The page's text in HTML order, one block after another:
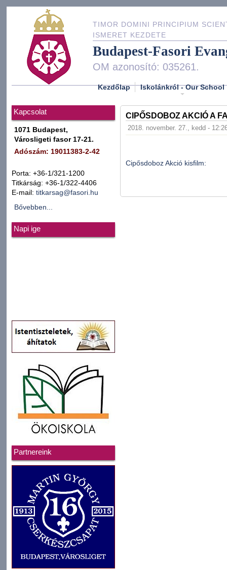
TIMOR DOMINI PRINCIPIUM
ISMERET KEZDETE
Budapest-Fasori
OM azonosító: 035261.
Kezdőlap Iskolánkról - Our School
Kapcsolat
1071 Budapest,
Városligeti fasor 17-21.
Adószám: 19011383-2-42
Porta: +36-1/321-1200
Titkárság: +36-1/322-4406
E-mail: titkarsag@fasori.hu
Bővebben...
Napi ige
Partnereink
CIPŐSDOBOZ AKCIÓ A
2018. november. 27., kedd -
Cipősdoboz Akció kisfilm: